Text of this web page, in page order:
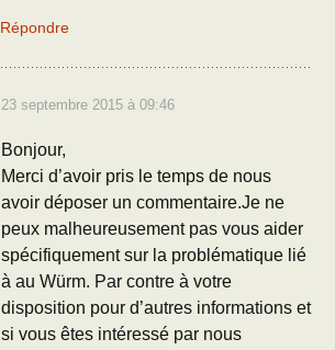
Répondre
23 septembre 2015 à 09:46
Bonjour,
Merci d’avoir pris le temps de nous
avoir déposer un commentaire.Je ne
peux malheureusement pas vous aider
spécifiquement sur la problématique lié
à au Würm. Par contre à votre
disposition pour d’autres informations et
si vous êtes intéressé par nous